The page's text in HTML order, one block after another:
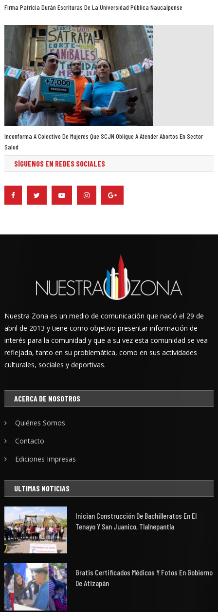
Firma Patricia Durán Escrituras De La Universidad Pública Naucalpense
Inconforma A Colectivo De Mujeres Que SCJN Obligue A Atender Abortos En Sector
Salud
SÍGUENOS EN REDES SOCIALES
Nuestra Zona es un medio de comunicación que nació el 29 de
abril de 2013 y tiene como objetivo presentar información de
interés para la comunidad y que a su vez esta comunidad se vea
reflejada, tanto en su problemática, como en sus actividades
culturales, sociales y deportivas.
ACERCA DE NOSOTROS
Quiénes Somos
Contacto
Ediciones Impresas
ULTIMAS NOTICIAS
Inician Construcción De Bachilleratos En El
Tenayo Y San Juanico, Tlalnepantla
Gratis Certificados Médicos Y Fotos En Gobierno
De Atizapán